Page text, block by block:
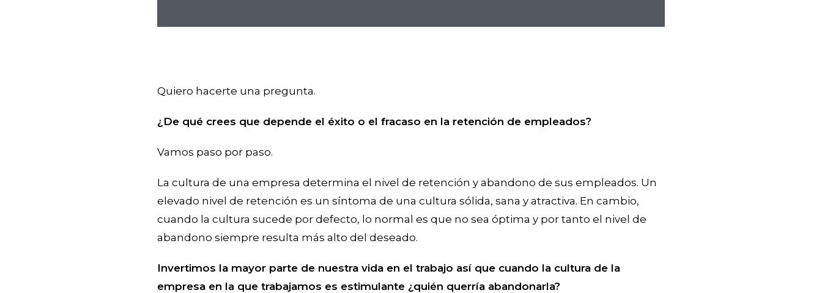
Quiero hacerte una pregunta.
¿De qué crees que depende el éxito o el fracaso en la retención de empleados?
Vamos paso por paso.
La cultura de una empresa determina el nivel de retención y abandono de sus empleados. Un
elevado nivel de retención es un síntoma de una cultura sólida, sana y atractiva. En cambio,
cuando la cultura sucede por defecto, lo normal es que no sea óptima y por tanto el nivel de
abandono siempre resulta más alto del deseado.
Invertimos la mayor parte de nuestra vida en el trabajo así que cuando la cultura de la
empresa en la que trabajamos es estimulante ¿quién querría abandonarla?